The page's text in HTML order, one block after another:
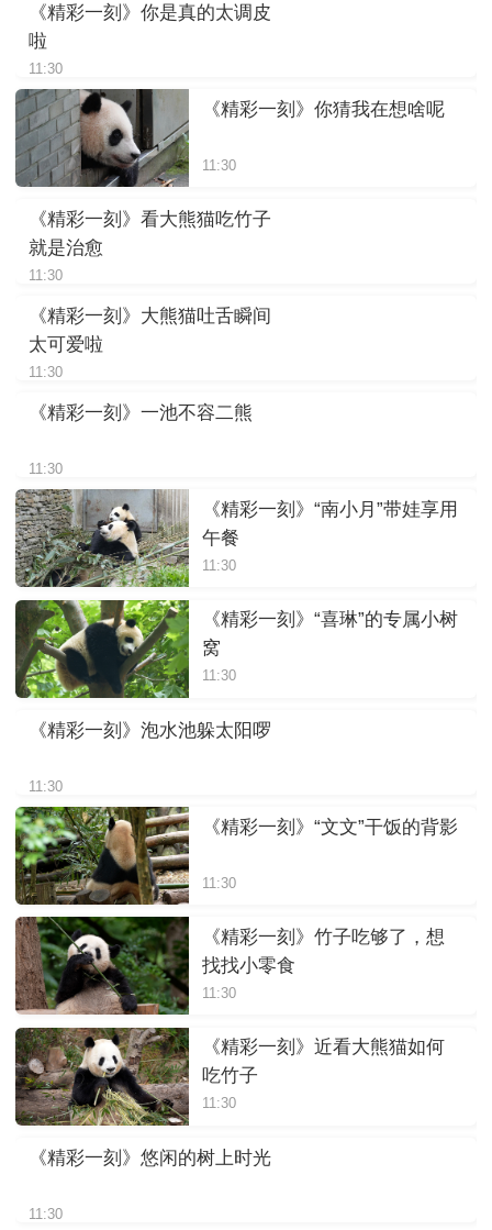
《精彩一刻》你是真的太调皮
啦
11:30
《精彩一刻》你猜我在想啥呢
11:30
《精彩一刻》看大熊猫吃竹子
就是治愈
11:30
《精彩一刻》大熊猫吐舌瞬间
太可爱啦
11:30
《精彩一刻》一池不容二熊
11:30
《精彩一刻》“南小月”带娃享用
午餐
11:30
《精彩一刻》“喜琳”的专属小树
窝
11:30
《精彩一刻》泡水池躲太阳啰
11:30
《精彩一刻》“文文”干饭的背影
11:30
《精彩一刻》竹子吃够了，想
找找小零食
11:30
《精彩一刻》近看大熊猫如何
吃竹子
11:30
《精彩一刻》悠闲的树上时光
11:30